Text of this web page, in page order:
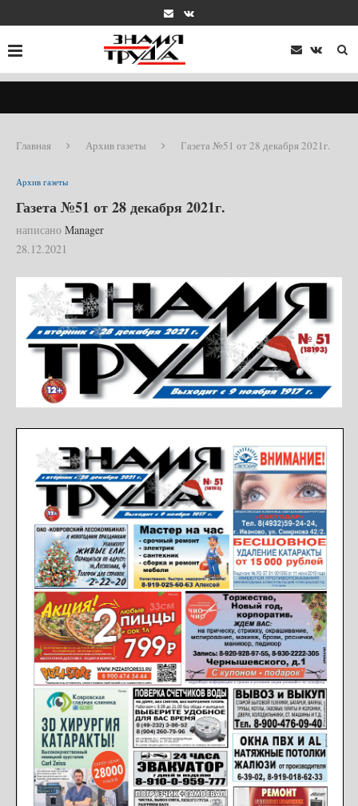
Главная Архив газеты Газета №51 от 28 декабря 2021г.
Архив газеты
Газета №51 от 28 декабря 2021г.
написано Manager
28.12.2021